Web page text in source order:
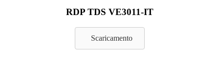
RDP TDS VE3011-IT
Scaricamento